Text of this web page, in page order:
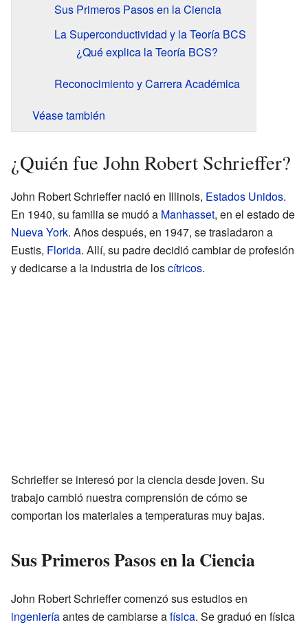
Sus Primeros Pasos en la Ciencia
La Superconductividad y la Teoría BCS
¿Qué explica la Teoría BCS?
Reconocimiento y Carrera Académica
Véase también
¿Quién fue John Robert Schrieffer?
John Robert Schrieffer nació en Illinois, Estados Unidos.
En 1940, su familia se mudó a Manhasset, en el estado de
Nueva York. Años después, en 1947, se trasladaron a
Eustis, Florida. Allí, su padre decidió cambiar de profesión
y dedicarse a la industria de loscítricos.
Schrieffer se interesó por la ciencia desde joven. Su
trabajo cambió nuestra comprensión de cómo se
comportan los materiales a temperaturas muy bajas.
Sus Primeros Pasos en la Ciencia
John Robert Schrieffer comenzó sus estudios en
ingenieríaantes de cambiarse afísica. Se graduó en física